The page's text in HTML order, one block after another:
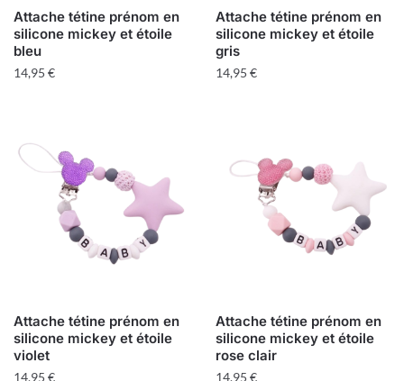
Attache tétine prénom en
silicone mickey et étoile
bleu
14,95 €
Attache tétine prénom en
silicone mickey et étoile
gris
14,95 €
Attache tétine prénom en
silicone mickey et étoile
violet
14,95 €
Attache tétine prénom en
silicone mickey et étoile
rose clair
14,95 €